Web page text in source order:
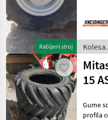
Rabljeni stroj
30 Mitas
Druga
Kolesa,
in
/ Mitas
15
Gume so v
profila cca